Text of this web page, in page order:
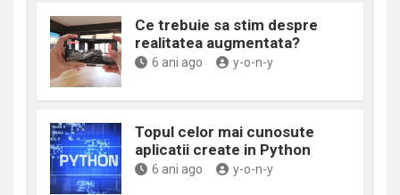
Ce trebuie sa stim despre
realitatea augmentata?
6 ani ago y-o-n-y
Topul celor mai cunosute
aplicatii create in Python
6 ani ago y-o-n-y